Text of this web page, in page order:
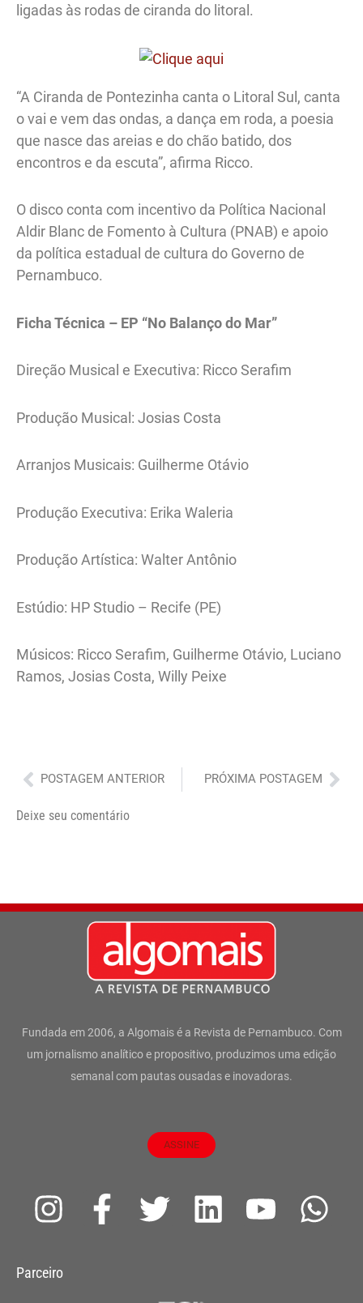
ligadas às rodas de ciranda do litoral.
“A Ciranda de Pontezinha canta o Litoral Sul, canta
o vai e vem das ondas, a dança em roda, a poesia
que nasce das areias e do chão batido, dos
encontros e da escuta”, afirma Ricco.
O disco conta com incentivo da Política Nacional
Aldir Blanc de Fomento à Cultura (PNAB) e apoio
da política estadual de cultura do Governo de
Pernambuco.
Ficha Técnica – EP “No Balanço do Mar”
Direção Musical e Executiva: Ricco Serafim
Produção Musical: Josias Costa
Arranjos Musicais: Guilherme Otávio
Produção Executiva: Erika Waleria
Produção Artística: Walter Antônio
Estúdio: HP Studio – Recife (PE)
Músicos: Ricco Serafim, Guilherme Otávio, Luciano
Ramos, Josias Costa, Willy Peixe
Anterior
POSTAGEM ANTERIOR PRÓXIMA POSTAGEM
Deixe seu comentário
Fundada em 2006, a Algomais é a Revista de Pernambuco. Com
um jornalismo analítico e propositivo, produzimos uma edição
semanal com pautas ousadas e inovadoras.
ASSINE
I
s
F
a
T
L
Y
W
Parceiro